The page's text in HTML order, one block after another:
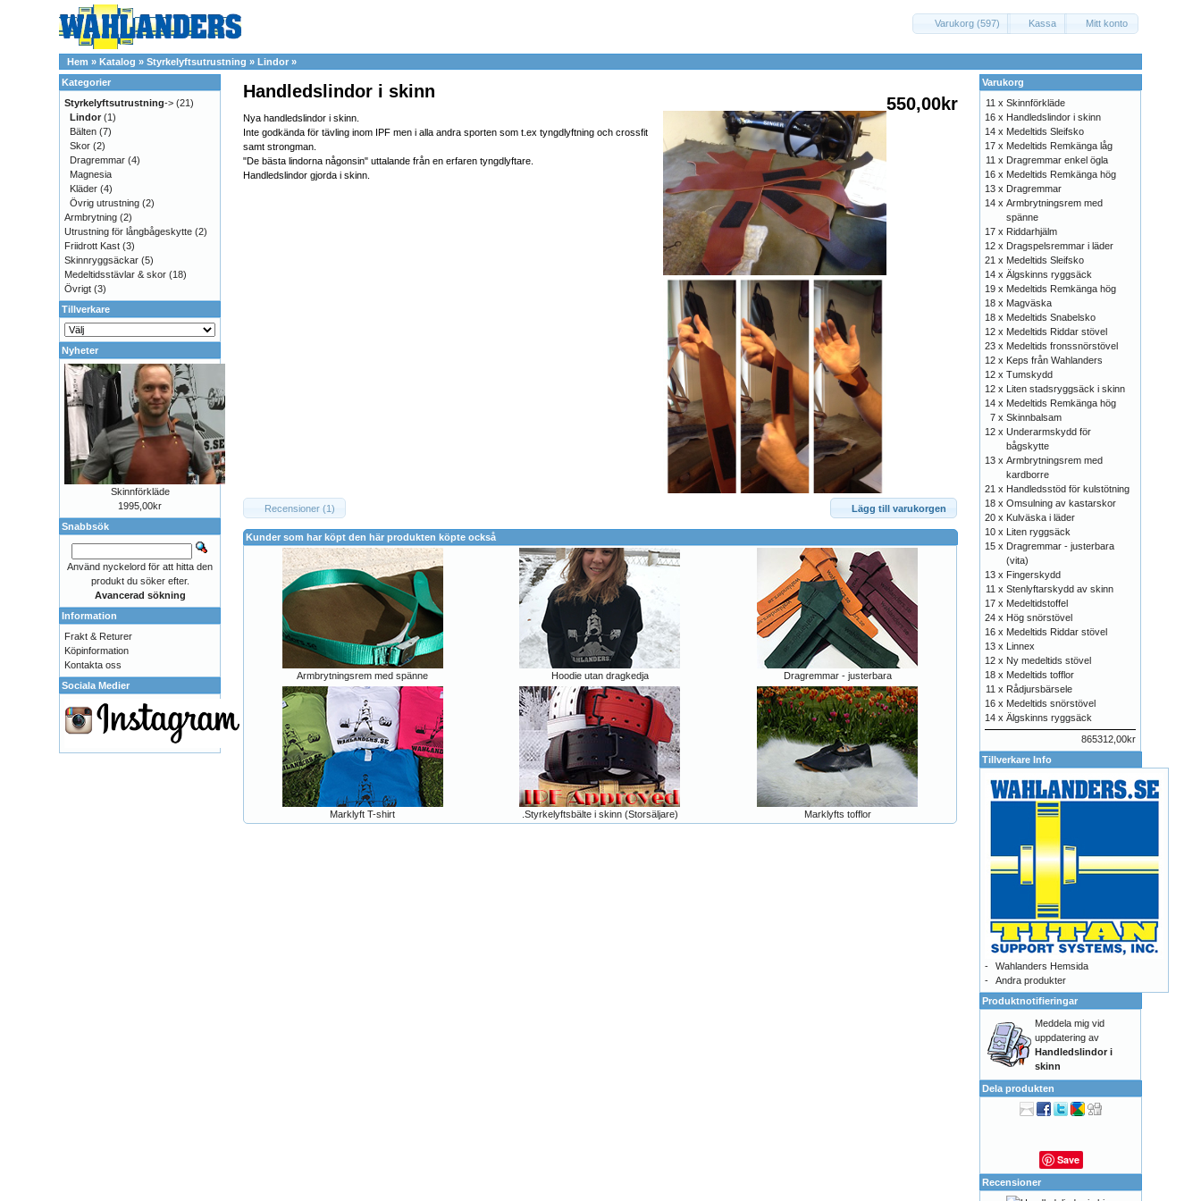
Varukorg (597) Kassa Mitt konto
Hem »Katalog »Styrkelyftsutrustning »Lindor »
550,00kr
Handledslindor i skinn
Nya handledslindor i skinn.
Inte godkända för tävling inom IPF men i alla andra sporten som t.ex tyngdlyftning och crossfit
samt strongman.
"De bästa lindorna någonsin" uttalande från en erfaren tyngdlyftare.
Handledslindor gjorda i skinn.
Lägg till varukorgen
Recensioner (1)
Kunder som har köpt den här produkten köpte också
Armbrytningsrem med spänne Hoodie utan dragkedja Dragremmar - justerbara
Marklyft T-shirt .Styrkelyftsbälte i skinn (Storsäljare) Marklyfts tofflor
Kategorier
Styrkelyftsutrustning-> (21)
Lindor (1)
Bälten (7)
Skor (2)
Dragremmar (4)
Magnesia
Kläder (4)
Övrig utrustning (2)
Armbrytning (2)
Utrustning för långbågeskytte (2)
Friidrott Kast (3)
Skinnryggsäckar (5)
Medeltidsstävlar & skor (18)
Övrigt (3)
Tillverkare
Nyheter
Skinnförkläde
1995,00kr
Snabbsök
Använd nyckelord för att hitta den
produkt du söker efter.
Avancerad sökning
Information
Frakt & Returer
Köpinformation
Kontakta oss
Sociala Medier
Varukorg
11 xSkinnförkläde
16 x Handledslindor i skinn
14 x Medeltids Sleifsko
17 x Medeltids Remkänga låg
11 x Dragremmar enkel ögla
16 x Medeltids Remkänga hög
13 x Dragremmar
14 xArmbrytningsrem med
spänne
17 x Riddarhjälm
12 x Dragspelsremmar i läder
21 x Medeltids Sleifsko
14 xÄlgskinns ryggsäck
19 x Medeltids Remkänga hög
18 x Magväska
18 x Medeltids Snabelsko
12 x Medeltids Riddar stövel
23 x Medeltids fronssnörstövel
12 x Keps från Wahlanders
12 xTumskydd
12 x Liten stadsryggsäck i skinn
14 x Medeltids Remkänga hög
7 xSkinnbalsam
12 xUnderarmskydd för
bågskytte
13 xArmbrytningsrem med
kardborre
21 x Handledsstöd för kulstötning
18 xOmsulning av kastarskor
20 x Kulväska i läder
10 x Liten ryggsäck
15 x Dragremmar - justerbara
(vita)
13 x Fingerskydd
11 xStenlyftarskydd av skinn
17 x Medeltidstoffel
24 x Hög snörstövel
16 x Medeltids Riddar stövel
13 x Linnex
12 x Ny medeltids stövel
18 x Medeltids tofflor
11 x Rådjursbärsele
16 x Medeltids snörstövel
14 xÄlgskinns ryggsäck
865312,00kr
Tillverkare Info
-
Wahlanders Hemsida
-
Andra produkter
Produktnotifieringar
Meddela mig vid
uppdatering av
Handledslindor i
skinn
Dela produkten
Save
Recensioner